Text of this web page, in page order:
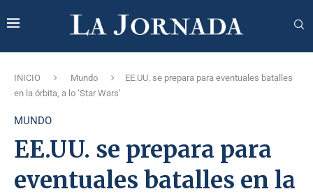
INICIO Mundo
EE.UU. se prepara para eventuales batalles
en la órbita, a lo ‘Star Wars’
MUNDO
EE.UU. se prepara para
eventuales batalles en la